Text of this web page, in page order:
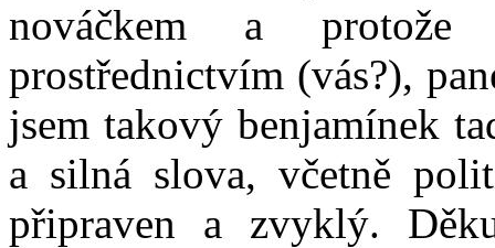
nováčkem a
prostřednictvím (vás?),
jsem takový benjamínek
a silná slova, včetně
připraven a zvyklý.